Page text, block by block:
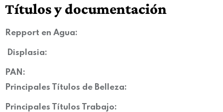
Títulos y documentación
Repport en Agua:
Displasia:
PAN:
Principales Títulos de Belleza:
Principales Títulos Trabajo: